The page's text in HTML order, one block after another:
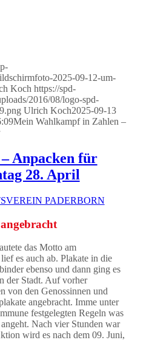
2025-09-12-um-
Koch https://spd-
2016/08/logo-spd-
Ulrich Koch2025-09-13
Mein Wahlkampf in Zahlen –
Anpacken für
28. April
PADERBORN
das Motto am
es auch ab. Plakate in die
ebenso und dann ging es
der Stadt. Auf vorher
von den Genossinnen und
angebracht. Imme unter
festgelegten Regeln was
Nach vier Stunden war
wird es nach dem 09. Juni,